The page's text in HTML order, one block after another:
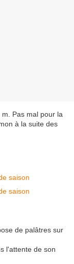
Pas mal pour la
à la suite des
de palâtres sur
l'attente de son